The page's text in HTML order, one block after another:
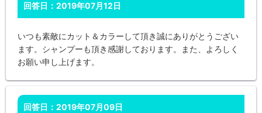
回答日：2019年07月12日
いつも素敵にカット＆カラーして頂き誠にありがとうござい
ます。シャンプーも頂き感謝しております。また、よろしく
お願い申し上げます。
回答日：2019年07月09日